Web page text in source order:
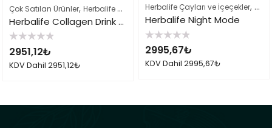
Çok Satılan Ürünler, Herbalife Çayları ve İçeçekler ,Herbalife Sporcu
Herbalife Collagen Drink Powder Çilek & Limon Aromalı 171 g
5
üzerinden
0
oy
2951,12₺
KDV Dahil 2951,12₺
Herbalife Çayları ve İçeçekler,
Herbalife Night Mode
5
üzerinden
0
oy
2995,67₺
KDV Dahil 2995,67₺